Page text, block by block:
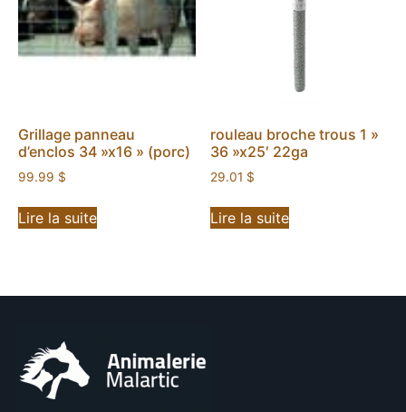
Grillage panneau
d’enclos 34 »x16 » (porc)
99.99 $
Lire la suite
rouleau broche trous 1 »
36 »x25′ 22ga
29.01 $
Lire la suite